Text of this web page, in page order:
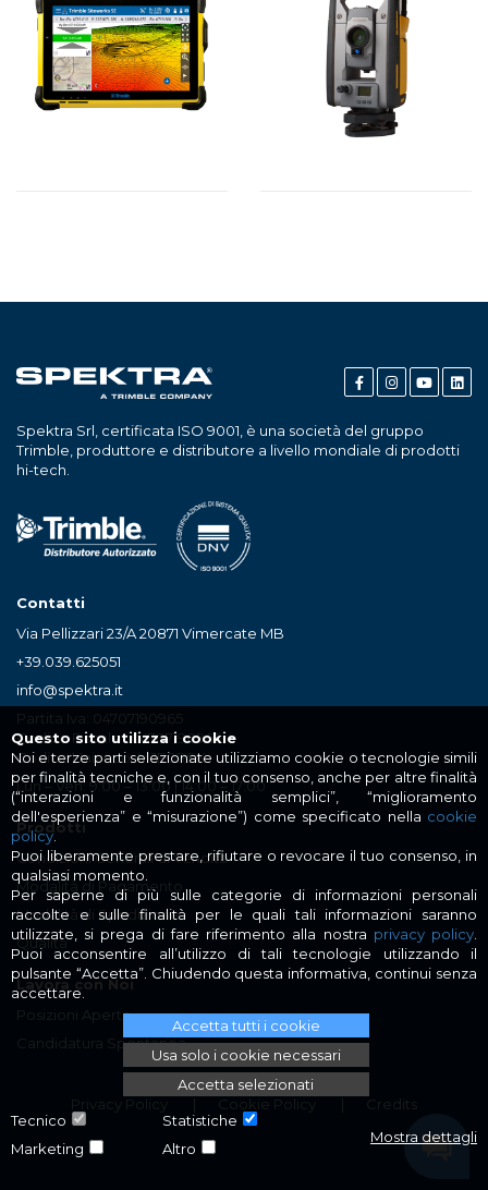
Spektra Srl, certificata ISO 9001, è una società del gruppo
Trimble, produttore e distributore a livello mondiale di prodotti
hi-tech.
Contatti
Via Pellizzari 23/A 20871 Vimercate MB
+39.039.625051
info@spektra.it
Partita Iva: 04707190965
Codice Fiscale : 04707190965
Codice Univoco: MJEGRSK
Lun – Ven: 9:00 – 13:00 | 14:00 – 17:00
Prodotti
Condizioni Generali di Vendita
Modalità di Pagamento
Modalità di Spedizione
Qualità
Lavora con Noi
Posizioni Aperte
Candidatura Spontanea
Privacy Policy Cookie Policy Credits
Questo sito utilizza i cookie
Noi e terze parti selezionate utilizziamo cookie o tecnologie simili
per finalità tecniche e, con il tuo consenso, anche per altre finalità
(“interazioni e funzionalità semplici”, “miglioramento
dell'esperienza” e “misurazione”) come specificato nella cookie
policy.
Puoi liberamente prestare, rifiutare o revocare il tuo consenso, in
qualsiasi momento.
Per saperne di più sulle categorie di informazioni personali
raccolte e sulle finalità per le quali tali informazioni saranno
utilizzate, si prega di fare riferimento alla nostra privacy policy
Puoi acconsentire all’utilizzo di tali tecnologie utilizzando il
pulsante “Accetta”. Chiudendo questa informativa, continui senza
accettare.
Accetta tutti i cookie
Usa solo i cookie necessari
Accetta selezionati
Tecnico
Statistiche
Marketing
Altro
Mostra dettagli